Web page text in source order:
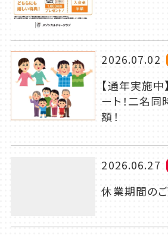
2026.07.02
【通年実施中
ート！二名
額！
2026.06.27
休業期間の